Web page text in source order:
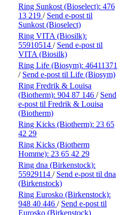
Ring Sunkost (Bioselect): 476
13 219 / Send e-post til
Sunkost (Bioselect)
Ring VITA (Biosilk):
55910514 / Send e-post til
VITA (Biosilk)
Ring Life (Biosym): 46411371
/ Send e-post til Life (Biosym)
Ring Fredrik & Louisa
(Biotherm): 904 87 146 / Send
e-post til Fredrik & Louisa
(Biotherm)
Ring Kicks (Biotherm): 23 65
42 29
Ring Kicks (Biotherm
Homme): 23 65 42 29
Ring dna (Birkenstock):
55929114 / Send e-post til dna
(Birkenstock)
Ring Eurosko (Birkenstock):
948 40 446 / Send e-post til
Eurosko (Birkenstock)